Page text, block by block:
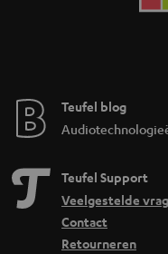
Teufel blog
Teufel Support
Veelgestelde
Contact
Retourneren